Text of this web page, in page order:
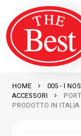
main
content
Products
search
HOME 005 - I
ACCESSORI
PRODOTTO IN ITALIA